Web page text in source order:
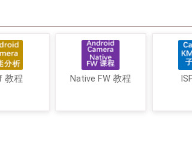
教程 Native FW 教程